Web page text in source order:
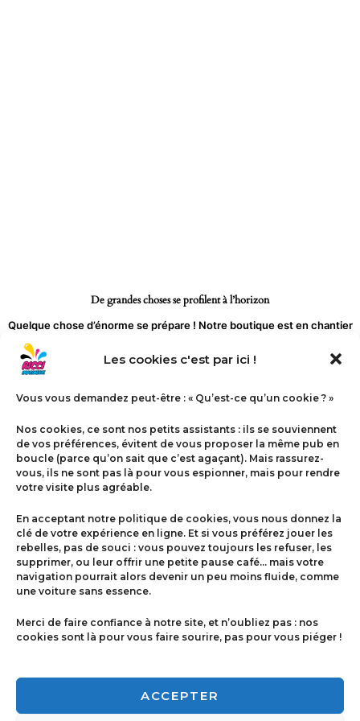
Les cookies c'est par ici !
Vous vous demandez peut-être : « Qu’est-ce qu’un cookie ? »
Nos cookies, ce sont nos petits assistants : ils se souviennent
de vos préférences, évitent de vous proposer la même pub en
boucle (parce qu’on sait que c’est agaçant). Mais rassurez-
vous, ils ne sont pas là pour vous espionner, mais pour rendre
votre visite plus agréable.
En acceptant notre politique de cookies, vous nous donnez la
clé de votre expérience en ligne. Et si vous préférez jouer les
rebelles, pas de souci : vous pouvez toujours les refuser, les
supprimer, ou leur offrir une petite pause café… mais votre
navigation pourrait alors devenir un peu moins fluide, comme
une voiture sans essence.
Merci de faire confiance à notre site, et n’oubliez pas : nos
cookies sont là pour vous faire sourire, pas pour vous piéger !
ACCEPTER
De grandes choses se profilent à l’horizon
Quelque chose d’énorme se prépare ! Notre boutique est en chantier
Contact
Politique de cookies